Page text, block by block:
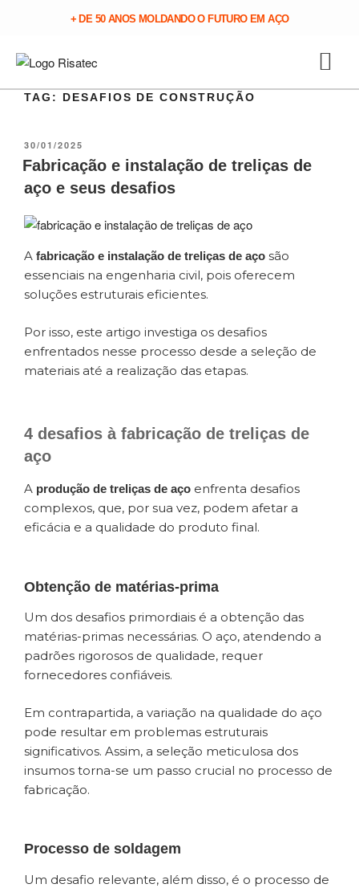
+ DE 50 ANOS MOLDANDO O FUTURO EM AÇO
TAG: DESAFIOS DE CONSTRUÇÃO
30/01/2025
Fabricação e instalação de treliças de
aço e seus desafios
A fabricação e instalação de treliças de aço são
essenciais na engenharia civil, pois oferecem
soluções estruturais eficientes.
Por isso, este artigo investiga os desafios
enfrentados nesse processo desde a seleção de
materiais até a realização das etapas.
4 desafios à fabricação de treliças de
aço
A produção de treliças de aço enfrenta desafios
complexos, que, por sua vez, podem afetar a
eficácia e a qualidade do produto final.
Obtenção de matérias-prima
Um dos desafios primordiais é a obtenção das
matérias-primas necessárias. O aço, atendendo a
padrões rigorosos de qualidade, requer
fornecedores confiáveis.
Em contrapartida, a variação na qualidade do aço
pode resultar em problemas estruturais
significativos. Assim, a seleção meticulosa dos
insumos torna-se um passo crucial no processo de
fabricação.
Processo de soldagem
Um desafio relevante, além disso, é o processo de